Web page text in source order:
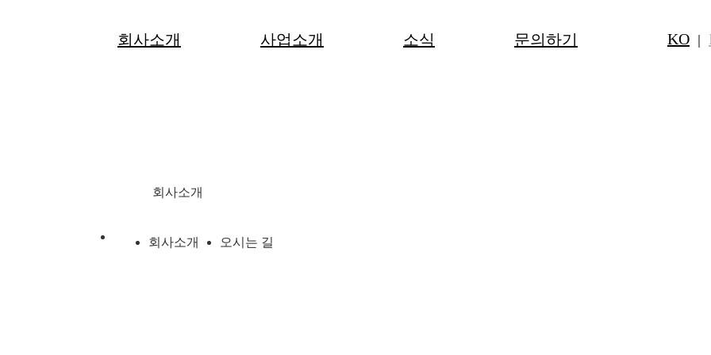
회사소개 사업소개 소식 문의하기 KO
회사소개
회사소개 오시는 길